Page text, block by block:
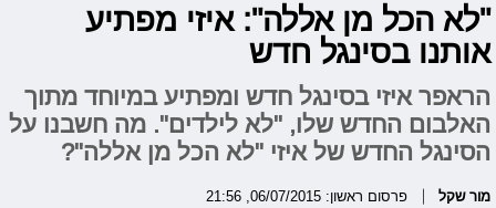
"לא הכל מן אללה": איזי מפתיע
אותנו בסינגל חדש
הראפר איזי בסינגל חדש ומפתיע במיוחד מתוך
האלבום החדש שלו, "לא לילדים". מה חשבנו על
הסינגל החדש של איזי "לא הכל מן אללה"?
מור שקל פרסום ראשון: 06/07/2015, 21:56